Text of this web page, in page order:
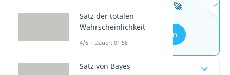
kostenlosen Aufgaben 🚀
Aufgaben entdecken
Inhaltsübersicht
Satz der totalen
Wahrscheinlichkeit
4/6 – Dauer: 01:58
Satz von Bayes